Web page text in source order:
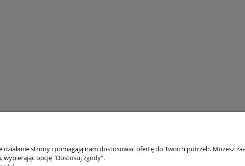
powiadom o dostępności do koszyka
Pomoc
strony i pomagają nam dostosować ofertę do Twoich potrzeb. Możesz
opcję "Dostosuj zgody".